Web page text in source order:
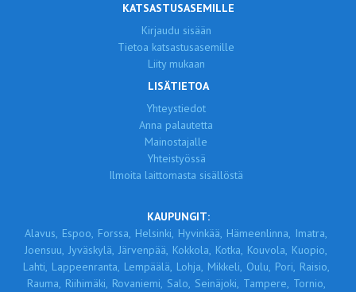
KATSASTUSASEMILLE
Kirjaudu sisään
Tietoa katsastusasemille
Liity mukaan
LISÄTIETOA
Yhteystiedot
Anna palautetta
Mainostajalle
Yhteistyössä
Ilmoita laittomasta sisällöstä
KAUPUNGIT:
Alavus, Espoo, Forssa, Helsinki, Hyvinkää, Hämeenlinna, Imatra,
Joensuu, Jyväskylä, Järvenpää, Kokkola, Kotka, Kouvola, Kuopio,
Lahti, Lappeenranta, Lempäälä, Lohja, Mikkeli, Oulu, Pori, Raisio,
Rauma, Riihimäki, Rovaniemi, Salo, Seinäjoki, Tampere, Tornio,